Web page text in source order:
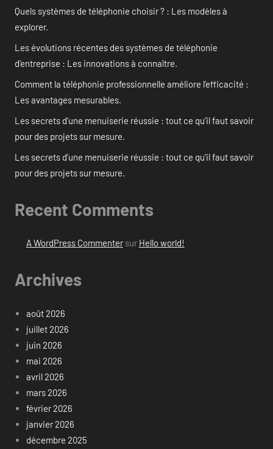
Quels systèmes de téléphonie choisir ? : Les modèles à
explorer.
Les évolutions récentes des systèmes de téléphonie
d’entreprise : Les innovations à connaître.
Comment la téléphonie professionnelle améliore l’efficacité :
Les avantages mesurables.
Les secrets d’une menuiserie réussie : tout ce qu’il faut savoir
pour des projets sur mesure.
Les secrets d’une menuiserie réussie : tout ce qu’il faut savoir
pour des projets sur mesure.
Recent Comments
A WordPress Commentersur Hello world!
Archives
août 2026
juillet 2026
juin 2026
mai 2026
avril 2026
mars 2026
février 2026
janvier 2026
décembre 2025